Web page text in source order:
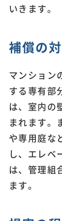
いきます。
補償の
マンション
する専有部
は、室内の
まれます。
や専用庭な
し、エレベ
は、管理組
ます。